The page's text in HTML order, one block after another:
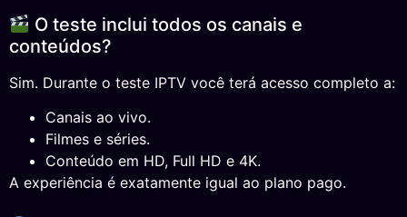
O teste inclui todos os canais e
conteúdos?
Sim. Durante o teste IPTV você terá acesso completo a:
Canais ao vivo.
Filmes e séries.
Conteúdo em HD, Full HD e 4K.
A experiência é exatamente igual ao plano pago.